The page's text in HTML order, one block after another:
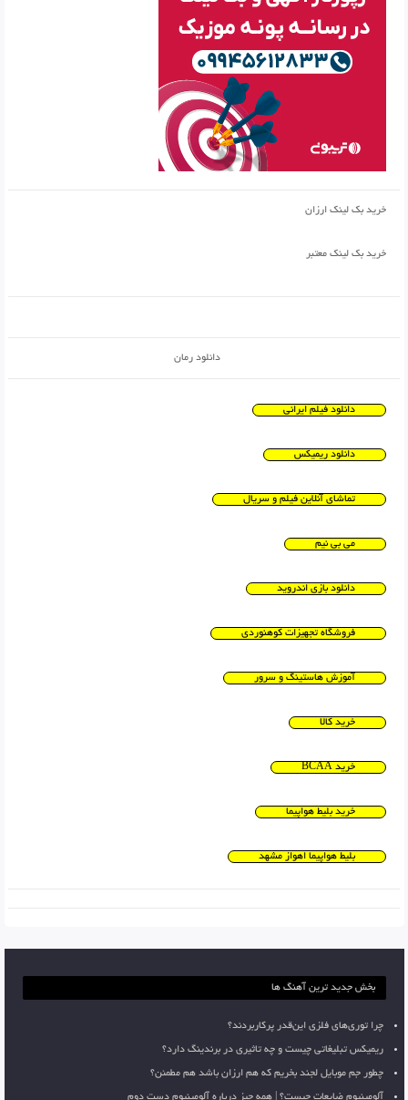
خرید بک لینک ارزان
خرید بک لینک معتبر
دانلود رمان
دانلود فیلم ایرانی
دانلود ریمیکس
تماشای آنلاین فیلم و سریال
می بی نیم
دانلود بازی اندروید
فروشگاه تجهیزات کوهنوردی
آموزش هاستینگ و سرور
خرید کالا
خرید BCAA
خرید بلیط هواپیما
بلیط هواپیما اهواز مشهد
بخش جدید ترین آهنگ ها
چرا توری‌های فلزی این‌قدر پرکاربردند؟
ریمیکس تبلیغاتی چیست و چه تاثیری در برندینگ دارد؟
چطور جم موبایل لجند بخریم که هم ارزان باشد هم مطمئن؟
آلومینیوم ضایعات چیست؟ | همه چیز درباره آلومینیوم دست دوم